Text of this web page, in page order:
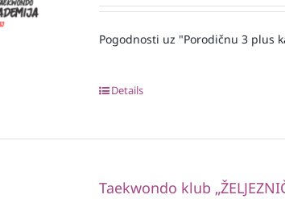
Pogodnosti uz "Porodičnu 3 plus
Details
Taekwondo klub